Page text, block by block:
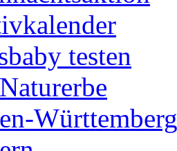
testen
Württemberg